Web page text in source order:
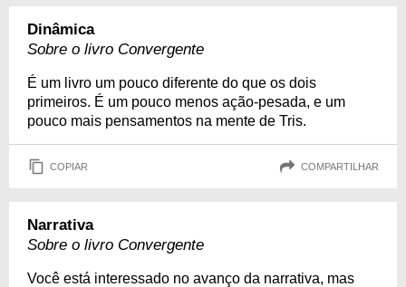
Dinâmica
Sobre o livro Convergente
É um livro um pouco diferente do que os dois
primeiros. É um pouco menos ação-pesada, e um
pouco mais pensamentos na mente de Tris.
COPIAR COMPARTILHAR
Narrativa
Sobre o livro Convergente
Você está interessado no avanço da narrativa, mas